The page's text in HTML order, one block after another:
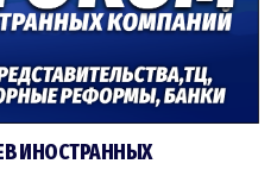
ИНОСТРАННЫХ